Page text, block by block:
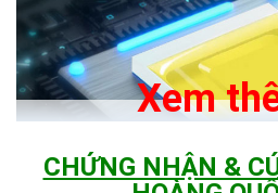
Xem
CHỨNG NHẬN &